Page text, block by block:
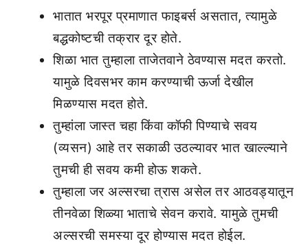
भातात भरपूर प्रमाणात फाइबर्स असतात, त्यामुळे
बद्धकोष्टची तक्रार दूर होते.
शिळा भात तुम्हाला ताजेतवाने ठेवण्यास मदत करतो.
यामुळे दिवसभर काम करण्याची ऊर्जा देखील
मिळण्यास मदत होते.
तुम्हांला जास्त चहा किंवा कॉफी पिण्याचे सवय
(व्यसन) आहे तर सकाळी उठल्यावर भात खाल्ल्याने
तुमची ही सवय कमी होऊ शकते.
तुम्हाला जर अल्सरचा त्रास असेल तर आठवड्यातून
तीनवेळा शिळ्या भाताचे सेवन करावे. यामुळे तुमची
अल्सरची समस्या दूर होण्यास मदत होईल.